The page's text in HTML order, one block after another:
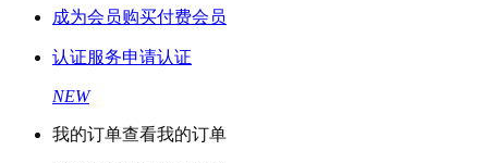
成为会员购买付费会员
认证服务申请认证
NEW
我的订单查看我的订单